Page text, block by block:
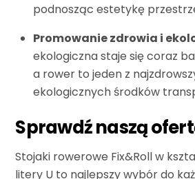
podnosząc estetykę
Promowanie zdrowia i
ekologiczna staje się coraz
a rower to jeden z
ekologicznych środków
Sprawdź naszą
Stojaki rowerowe Fix&Roll w
litery U to najlepszy wybór do